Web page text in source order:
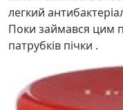
легкий
Поки займався цим
патрубків пічки .